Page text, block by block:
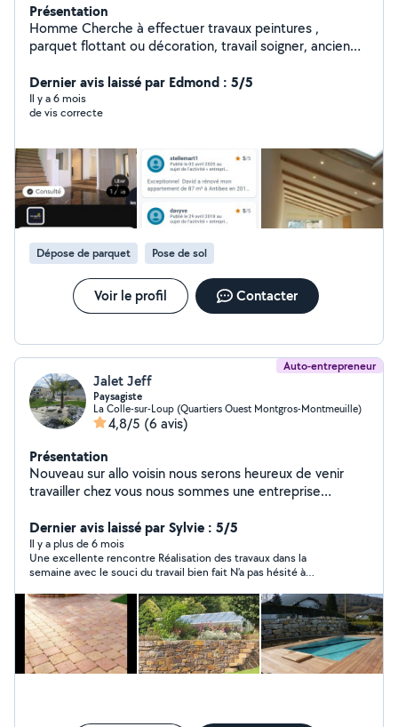
Présentation
Homme Cherche à effectuer travaux peintures ,
parquet flottant ou décoration, travail soigner, ancien
Dernier avis laissé par Edmond : 5/5
Il y a 6 mois
de vis correcte
Dépose de parquet Pose de sol
Voir le profil Contacter
Auto-entrepreneur
Jalet Jeff
Paysagiste
La Colle-sur-Loup (Quartiers Ouest Montgros-Montmeuille)
4,8/5 (6 avis)
Présentation
Nouveau sur allo voisin nous serons heureux de venir
travailler chez vous nous sommes une entreprise
pose de dallage , mur en pierre , terrasse en bois ou
composite .
Dernier avis laissé par Sylvie : 5/5
Il y a plus de 6 mois
Une excellente rencontre Réalisation des travaux dans la
semaine avec le souci du travail bien fait N’a pas hésité à